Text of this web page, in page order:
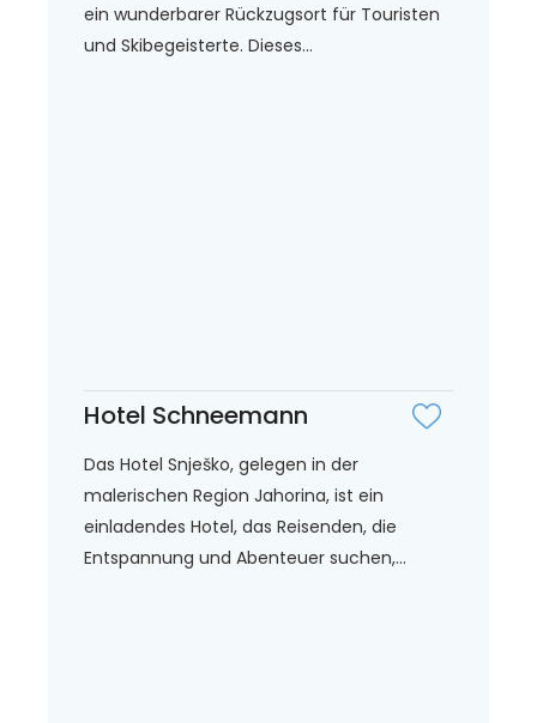
ein wunderbarer Rückzugsort für Touristen
und Skibegeisterte. Dieses...
Hotel Schneemann
Das Hotel Snješko, gelegen in der
malerischen Region Jahorina, ist ein
einladendes Hotel, das Reisenden, die
Entspannung und Abenteuer suchen,...